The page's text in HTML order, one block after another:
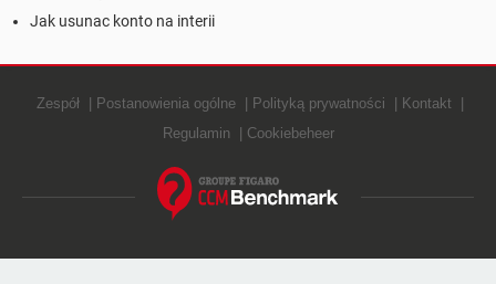
Jak usunac konto na interii
Zespół Postanowienia ogólne Polityką prywatności
Kontakt
Regulamin
Cookiebeheer